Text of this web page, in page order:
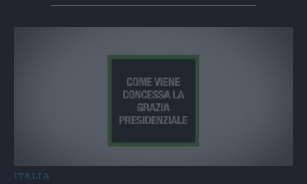
ITALIA